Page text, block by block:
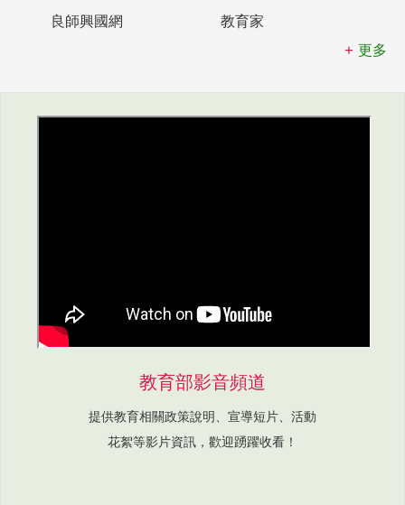
良師興國網
教育家
更多
教育部影音頻道
提供教育相關政策說明、宣導短片、活動
花絮等影片資訊，歡迎踴躍收看！